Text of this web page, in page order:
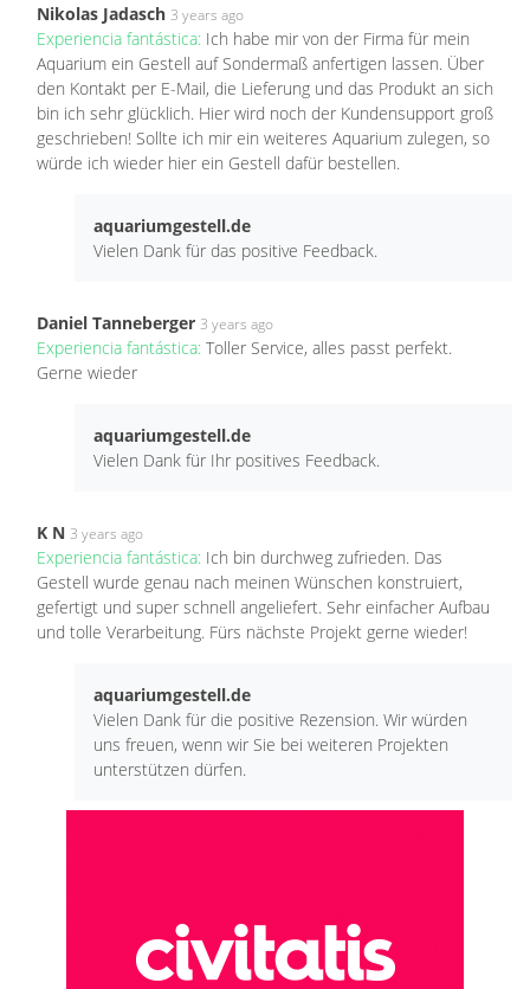
Nikolas Jadasch 3 years ago
Experiencia fantástica: Ich habe mir von der Firma für mein
Aquarium ein Gestell auf Sondermaß anfertigen lassen. Über
den Kontakt per E-Mail, die Lieferung und das Produkt an sich
bin ich sehr glücklich. Hier wird noch der Kundensupport groß
geschrieben! Sollte ich mir ein weiteres Aquarium zulegen, so
würde ich wieder hier ein Gestell dafür bestellen.
aquariumgestell.de
Vielen Dank für das positive Feedback.
Daniel Tanneberger 3 years ago
Experiencia fantástica: Toller Service, alles passt perfekt.
Gerne wieder
aquariumgestell.de
Vielen Dank für Ihr positives Feedback.
K N 3 years ago
Experiencia fantástica: Ich bin durchweg zufrieden. Das
Gestell wurde genau nach meinen Wünschen konstruiert,
gefertigt und super schnell angeliefert. Sehr einfacher Aufbau
und tolle Verarbeitung. Fürs nächste Projekt gerne wieder!
aquariumgestell.de
Vielen Dank für die positive Rezension. Wir würden
uns freuen, wenn wir Sie bei weiteren Projekten
unterstützen dürfen.